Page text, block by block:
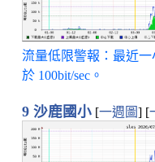
流量低限警報：最近一
於 100bit/sec。
9 沙鹿國小 [一週圖] [